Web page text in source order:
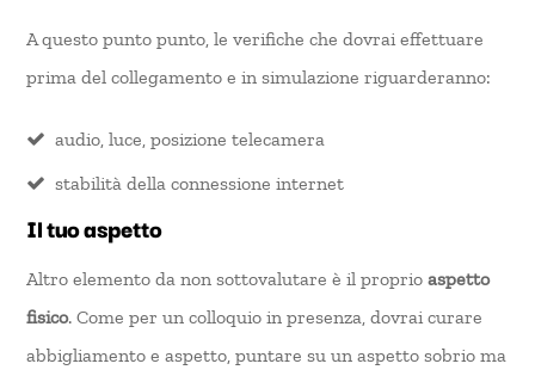
A questo punto punto, le verifiche che dovrai effettuare
prima del collegamento e in simulazione riguarderanno:
audio, luce, posizione telecamera
stabilità della connessione internet
Il tuo aspetto
Altro elemento da non sottovalutare è il proprioaspetto
fisico. Come per un colloquio in presenza, dovrai curare
abbigliamento e aspetto, puntare su un aspetto sobrio ma